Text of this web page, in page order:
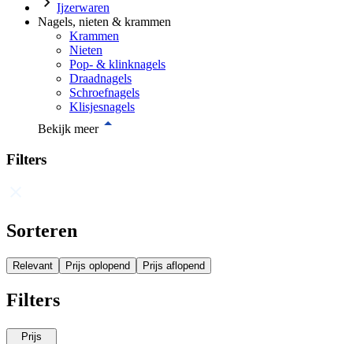
Ijzerwaren
Nagels, nieten & krammen
Krammen
Nieten
Pop- & klinknagels
Draadnagels
Schroefnagels
Klisjesnagels
Bekijk meer
Filters
Sorteren
Relevant Prijs oplopend Prijs aflopend
Filters
Prijs